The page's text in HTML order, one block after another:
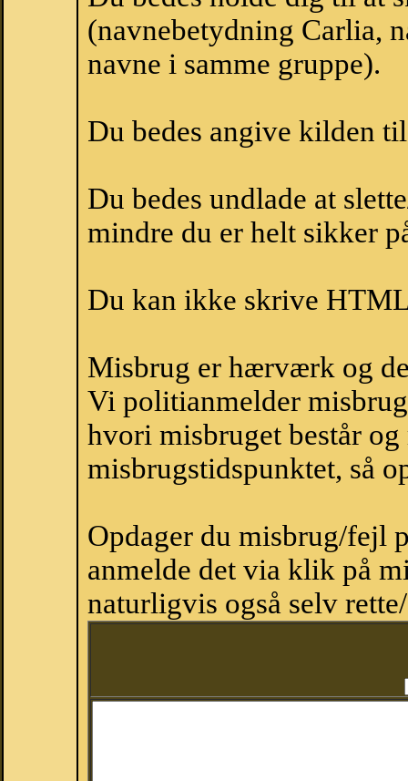
(navnebetydning Carlia,
navne i samme gruppe).
Du bedes angive kilden
Du bedes undlade at
mindre du er helt sikker
Du kan ikke skrive
Misbrug er hærværk og
Vi politianmelder
hvori misbruget består
misbrugstidspunktet, så
Opdager du misbrug/fejl
anmelde det via klik på
naturligvis også selv